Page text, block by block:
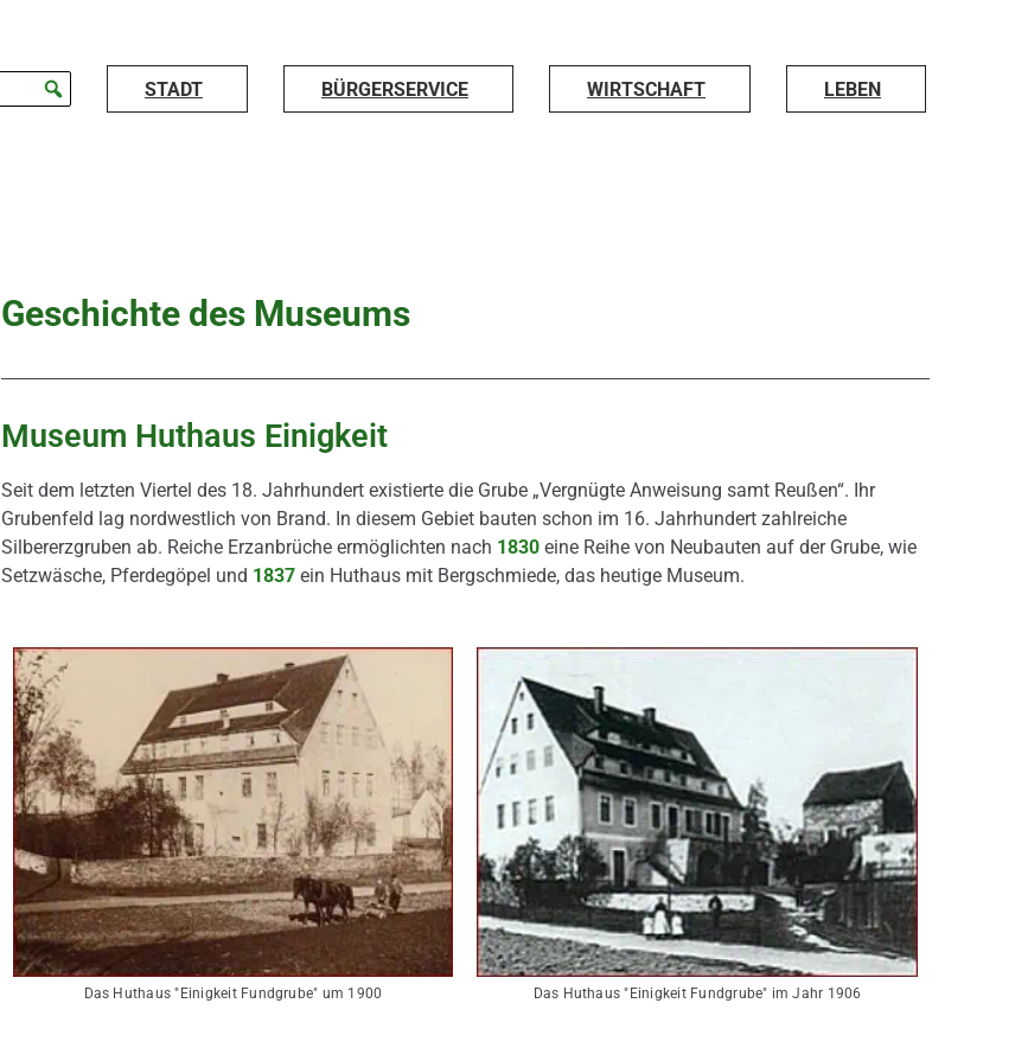
STADT BÜRGERSERVICE WIRTSCHAFT LEBEN
Geschichte des Museums
Museum Huthaus Einigkeit
Seit dem letzten Viertel des 18. Jahrhundert existierte die Grube „Vergnügte Anweisung samt Reußen“. Ihr
Grubenfeld lag nordwestlich von Brand. In diesem Gebiet bauten schon im 16. Jahrhundert zahlreiche
Silbererzgruben ab. Reiche Erzanbrüche ermöglichten nach 1830eine Reihe von Neubauten auf der Grube, wie
Setzwäsche, Pferdegöpel und 1837ein Huthaus mit Bergschmiede, das heutige Museum.
Das Huthaus "Einigkeit Fundgrube" um 1900 Das Huthaus "Einigkeit Fundgrube" im Jahr 1906